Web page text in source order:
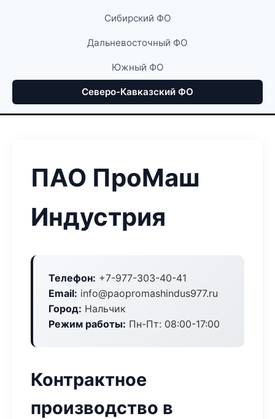
Сибирский ФО
Дальневосточный ФО
Южный ФО
Северо-Кавказский ФО
ПАО ПроМаш
Индустрия
Телефон: +7-977-303-40-41
Email: info@paopromashindus977.ru
Город: Нальчик
Режим работы: Пн-Пт: 08:00-17:00
Контрактное
производство в